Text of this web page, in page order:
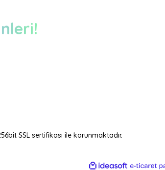
SSL sertifikası ile korunmaktadır.
ideasoft